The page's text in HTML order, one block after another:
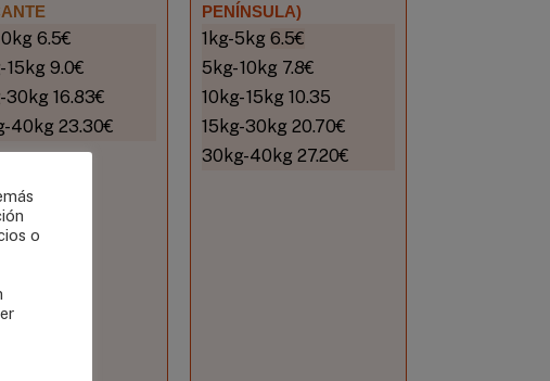
6.5€
15kg 9.0€
30kg 16.83€
40kg 23.30€
PENÍNSULA)
1kg-5kg 6.5€
5kg- 10kg 7.8€
10kg- 15kg 10.35
15kg-30kg 20.70€
30kg-40kg 27.20€
o